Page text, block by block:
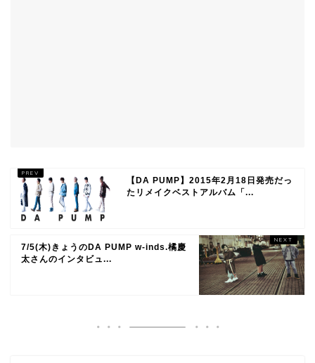
【DA PUMP】2015年2月18日発売だっ
たリメイクベストアルバム「...
7/5(木)きょうのDA PUMP w-inds.橘慶
太さんのインタビュ...